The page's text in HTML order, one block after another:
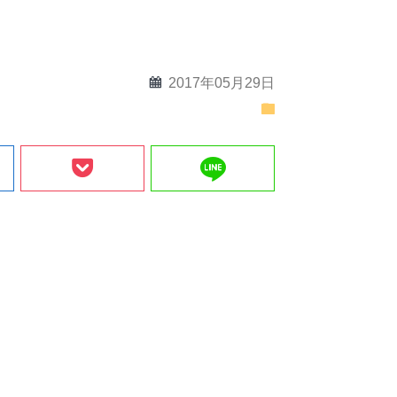
calendar 2017年05月29日
folder
line